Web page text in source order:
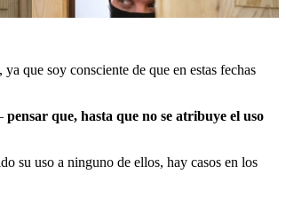
que soy consciente de que en estas fechas
pensar que, hasta que no se atribuye el uso
su uso a ninguno de ellos, hay casos en los